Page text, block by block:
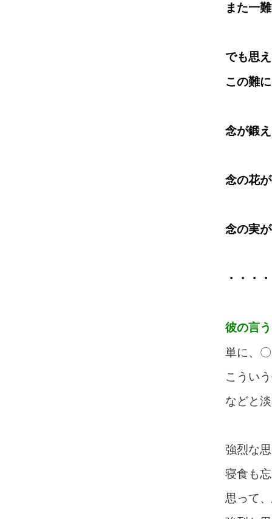
また一
でも思
この難
念が鍛
念の花
念の実
・・・
彼の言
単に、
こうい
などと
強烈な
寝食も
思って